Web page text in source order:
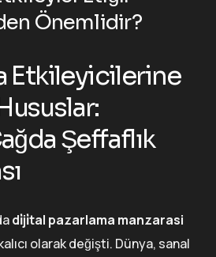
Önemlidir?
Etkileyicilerine
Şeffaflık
di̇ji̇tal pazarlama manzarasi
olarak değişti. Dünya, sanal